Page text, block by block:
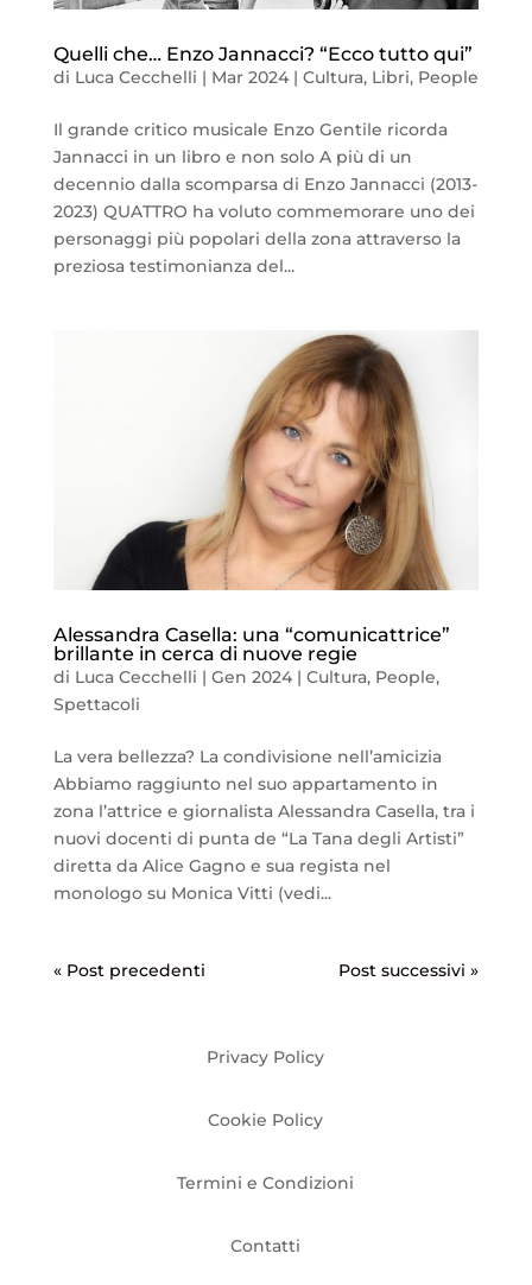
Quelli che… Enzo Jannacci? “Ecco tutto qui”
di Luca Cecchelli | Mar 2024| Cultura, Libri, People
Il grande critico musicale Enzo Gentile ricorda
Jannacci in un libro e non solo A più di un
decennio dalla scomparsa di Enzo Jannacci (2013-
2023) QUATTRO ha voluto commemorare uno dei
personaggi più popolari della zona attraverso la
preziosa testimonianza del...
Alessandra Casella: una “comunicattrice”
brillante in cerca di nuove regie
di Luca Cecchelli | Gen 2024| Cultura, People,
Spettacoli
La vera bellezza? La condivisione nell’amicizia
Abbiamo raggiunto nel suo appartamento in
zona l’attrice e giornalista Alessandra Casella, tra i
nuovi docenti di punta de “La Tana degli Artisti”
diretta da Alice Gagno e sua regista nel
monologo su Monica Vitti (vedi...
« Post precedenti Post successivi »
Privacy Policy
Cookie Policy
Termini e Condizioni
Contatti